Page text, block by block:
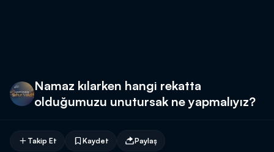
Namaz kılarken hangi rekatta
olduğumuzu unutursak ne yapmalıyız?
Takip Et Kaydet Paylaş